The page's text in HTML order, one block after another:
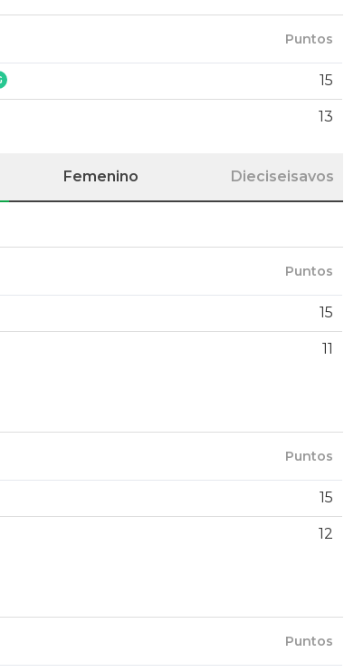
Puntos
15
13
Femenino Dieciseisavos
Puntos
15
11
Puntos
15
12
Puntos